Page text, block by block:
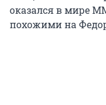
оказался в мире
похожими на